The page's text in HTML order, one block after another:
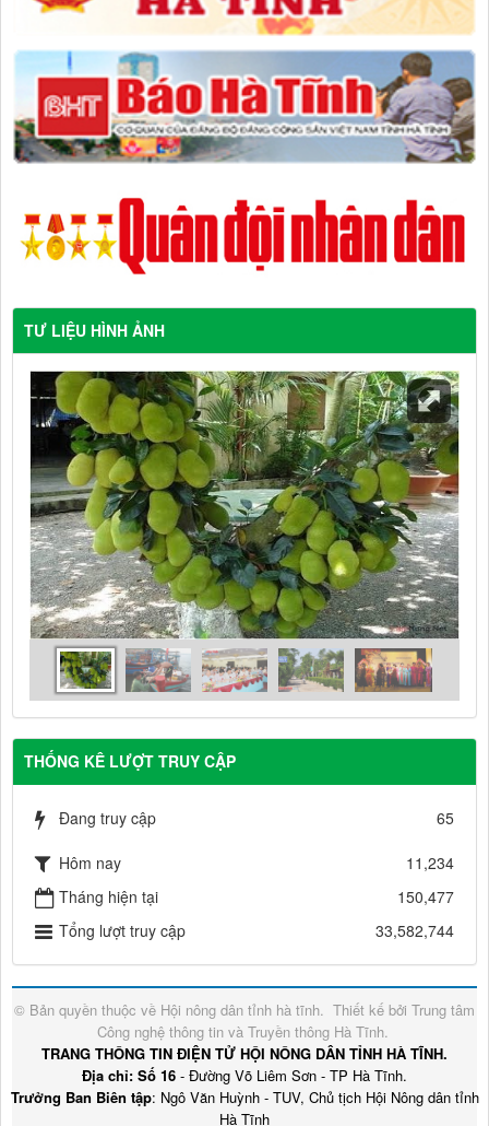
TƯ LIỆU HÌNH ẢNH
THỐNG KÊ LƯỢT TRUY CẬP
Đang truy cập 65
Hôm nay
11,234
Tháng hiện tại
150,477
Tổng lượt truy cập
33,582,744
© Bản quyền thuộc về Hội nông dân tỉnh hà tĩnh. Thiết kế bởi Trung tâm
Công nghệ thông tin và Truyền thông Hà Tĩnh.
TRANG THÔNG TIN ĐIỆN TỬ HỘI NÔNG DÂN TỈNH HÀ TĨNH.
Địa chỉ: Số 16 - Đường Võ Liêm Sơn - TP Hà Tĩnh.
Trưởng Ban Biên tập: Ngô Văn Huỳnh - TUV, Chủ tịch Hội Nông dân tỉnh
Hà Tĩnh